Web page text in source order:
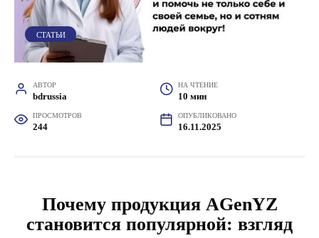
СТАТЬИ
АВТОР
bdrussia
НА ЧТЕНИЕ
10 мин
ПРОСМОТРОВ
244
ОПУБЛИКОВАНО
16.11.2025
Почему продукция AGenYZ
становится популярной: взгляд